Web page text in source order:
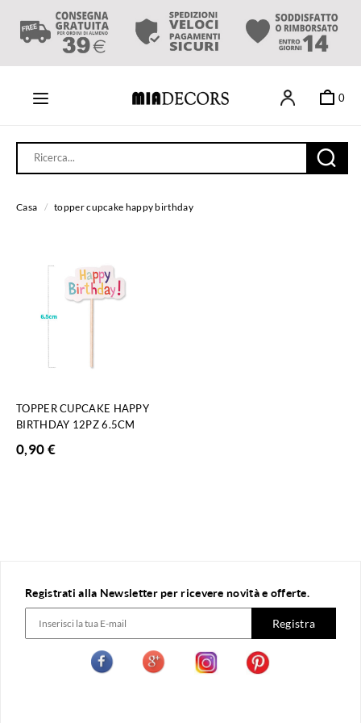
0
Casa / topper cupcake happy birthday
TOPPER CUPCAKE HAPPY
BIRTHDAY 12PZ 6.5CM
0,90€
Registrati alla Newsletter per ricevere novità e offerte.
Registra